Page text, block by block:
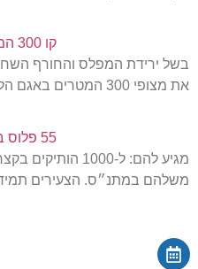
קו 300 המטרים
בשל ירידת המפלס והחורף
את מצופי 300 המטרים באגם הלאומי…
55 פלוס בקצרין: מזנקים מהספה הביתית
מגיע להם: ל-1000
משלהם במתנ״ס. הצעירים